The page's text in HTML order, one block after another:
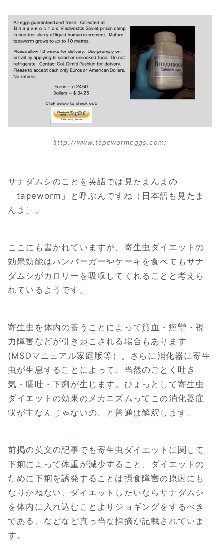
http://www.tapewormeggs.com/
サナダムシのことを英語では見たまんまの
「tapeworm」と呼ぶんですね（日本語も見たま
んま）。
ここにも書かれていますが、寄生虫ダイエットの
効果効能はハンバーガーやケーキを食べてもサナ
ダムシがカロリーを吸収してくれることと考えら
れているようです。
寄生虫を体内の養うことによって貧血・痙攣・視
力障害などが引き起こされる場合もあります
(MSDマニュアル家庭版等）。さらに消化器に寄生
虫が生息することによって、当然のごとく吐き
気・嘔吐・下痢が生じます。ひょっとして寄生虫
ダイエットの効果のメカニズムってこの消化器症
状が主なんじゃないの、と普通は解釈します。
前掲の英文の記事でも寄生虫ダイエットに関して
下痢によって体重が減少すること、ダイエットの
ために下痢を誘発することは摂食障害の原因にも
なりかねない、ダイエットしたいならサナダムシ
を体内に入れ込むことよりジョギングをするべき
である、などなど真っ当な指摘が記載されていま
す。